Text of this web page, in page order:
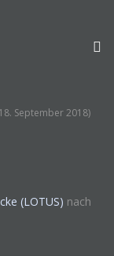
18. September 2018)
(LOTUS) nach